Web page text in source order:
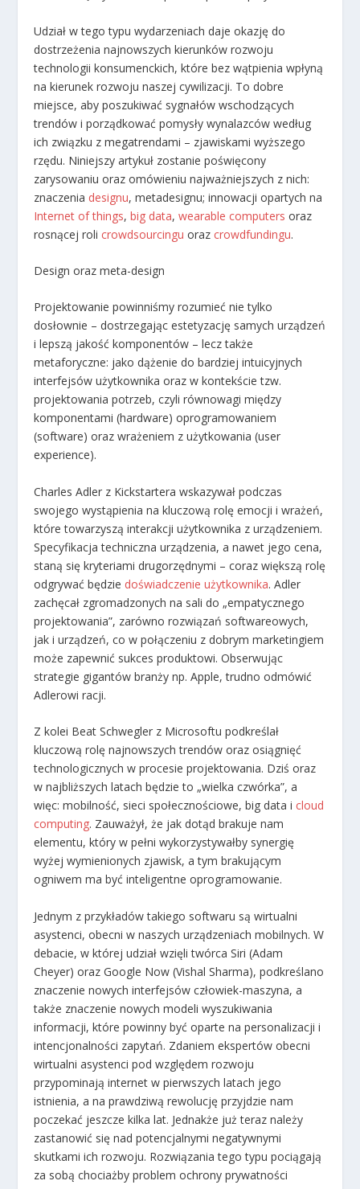
Udział w tego typu wydarzeniach daje okazję do
dostrzeżenia najnowszych kierunków rozwoju
technologii konsumenckich, które bez wątpienia wpłyną
na kierunek rozwoju naszej cywilizacji. To dobre
miejsce, aby poszukiwać sygnałów wschodzących
trendów i porządkować pomysły wynalazców według
ich związku z megatrendami – zjawiskami wyższego
rzędu. Niniejszy artykuł zostanie poświęcony
zarysowaniu oraz omówieniu najważniejszych z nich:
znaczenia designu, metadesignu; innowacji opartych na
Internet of things,big data,wearable computers oraz
rosnącej rolicrowdsourcingu orazcrowdfundingu.
Design oraz meta-design
Projektowanie powinniśmy rozumieć nie tylko
dosłownie – dostrzegając estetyzację samych urządzeń
i lepszą jakość komponentów – lecz także
metaforyczne: jako dążenie do bardziej intuicyjnych
interfejsów użytkownika oraz w kontekście tzw.
projektowania potrzeb, czyli równowagi między
komponentami (hardware) oprogramowaniem
(software) oraz wrażeniem z użytkowania (user
experience).
Charles Adler z Kickstartera wskazywał podczas
swojego wystąpienia na kluczową rolę emocji i wrażeń,
które towarzyszą interakcji użytkownika z urządzeniem.
Specyfikacja techniczna urządzenia, a nawet jego cena,
staną się kryteriami drugorzędnymi – coraz większą rolę
odgrywać będzie doświadczenie użytkownika. Adler
zachęcał zgromadzonych na sali do „empatycznego
projektowania”, zarówno rozwiązań softwareowych,
jak i urządzeń, co w połączeniu z dobrym marketingiem
może zapewnić sukces produktowi. Obserwując
strategie gigantów branży np. Apple, trudno odmówić
Adlerowi racji.
Z kolei Beat Schwegler z Microsoftu podkreślał
kluczową rolę najnowszych trendów oraz osiągnięć
technologicznych w procesie projektowania. Dziś oraz
w najbliższych latach będzie to „wielka czwórka”, a
więc: mobilność, sieci społecznościowe, big data icloud
computing. Zauważył, że jak dotąd brakuje nam
elementu, który w pełni wykorzystywałby synergię
wyżej wymienionych zjawisk, a tym brakującym
ogniwem ma być inteligentne oprogramowanie.
Jednym z przykładów takiego softwaru są wirtualni
asystenci, obecni w naszych urządzeniach mobilnych. W
debacie, w której udział wzięli twórca Siri (Adam
Cheyer) oraz Google Now (Vishal Sharma), podkreślano
znaczenie nowych interfejsów człowiek-maszyna, a
także znaczenie nowych modeli wyszukiwania
informacji, które powinny być oparte na personalizacji i
intencjonalności zapytań. Zdaniem ekspertów obecni
wirtualni asystenci pod względem rozwoju
przypominają internet w pierwszych latach jego
istnienia, a na prawdziwą rewolucję przyjdzie nam
poczekać jeszcze kilka lat. Jednakże już teraz należy
zastanowić się nad potencjalnymi negatywnymi
skutkami ich rozwoju. Rozwiązania tego typu pociągają
za sobą chociażby problem ochrony prywatności